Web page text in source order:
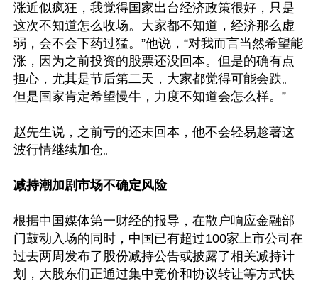
涨近似疯狂，我觉得国家出台经济政策很好，只是
这次不知道怎么收场。大家都不知道，经济那么虚
弱，会不会下药过猛。”他说，“对我而言当然希望能
涨，因为之前投资的股票还没回本。但是的确有点
担心，尤其是节后第二天，大家都觉得可能会跌。
但是国家肯定希望慢牛，力度不知道会怎么样。”
赵先生说，之前亏的还未回本，他不会轻易趁著这
波行情继续加仓。
减持潮加剧市场不确定风险
根据中国媒体第一财经的报导，在散户响应金融部
门鼓动入场的同时，中国已有超过100家上市公司在
过去两周发布了股份减持公告或披露了相关减持计
划，大股东们正通过集中竞价和协议转让等方式快